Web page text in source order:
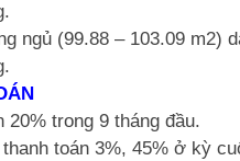
ngủ (99.88 – 103.09 m2)
20% trong 9 tháng đầu.
toán 3%, 45% ở kỳ